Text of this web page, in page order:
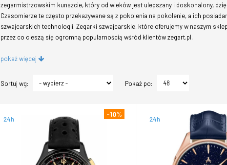
zegarmistrzowskim kunszcie, który od wieków jest ulepszany i doskonalony,
Czasomierze te często przekazywane są z pokolenia na pokolenie, a ich
szwajcarskich technologii. Zegarki szwajcarskie, które oferujemy w naszym
przez co cieszą się ogromną popularnością wśród klientów zegart.pl.
pokaż więcej
Sortuj wg: Pokaż po:
24h
-10%
24h